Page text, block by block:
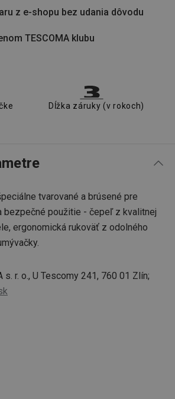
z e-shopu bez udania dôvodu
TESCOMA klubu
Dĺžka záruky (v rokoch)
tvarované a brúsené pre
bezpečné použitie - čepeľ z kvalitnej
ergonomická rukoväť z odolného
s. r. o., U Tescomy 241, 760 01 Zlín;